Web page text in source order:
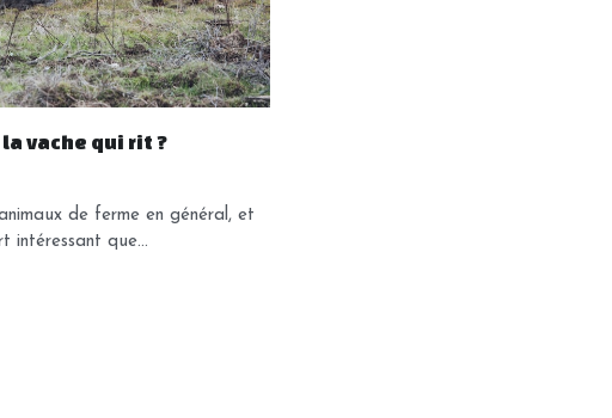
vache qui rit ?
de ferme en général, et
intéressant que...